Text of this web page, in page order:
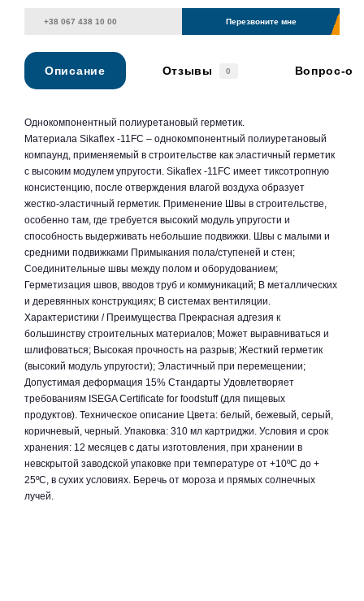
Перезвоните мне
Описание Отзывы 0 Вопрос-
Однокомпонентный полиуретановый герметик.
Материала Sikaflex -11FC – однокомпонентный полиуретановый
компаунд, применяемый в строительстве как эластичный герметик
с высоким модулем упругости. Sikaflex -11FC имеет тиксотропную
консистенцию, после отверждения влагой воздуха образует
жестко-эластичный герметик. Применение Швы в строительстве,
особенно там, где требуется высокий модуль упругости и
способность выдерживать небольшие подвижки. Швы с малыми и
средними подвижками Примыкания пола/ступеней и стен;
Соединительные швы между полом и оборудованием;
Герметизация швов, вводов труб и коммуникаций; В металлических
и деревянных конструкциях; В системах вентиляции.
Характеристики / Преимущества Прекрасная адгезия к
большинству строительных материалов; Может выравниваться и
шлифоваться; Высокая прочность на разрыв; Жесткий герметик
(высокий модуль упругости); Эластичный при перемещении;
Допустимая деформация 15% Стандарты Удовлетворяет
требованиям ISEGA Certificate for foodstuff (для пищевых
продуктов). Техническое описание Цвета: белый, бежевый, серый,
коричневый, черный. Упаковка: 310 мл картриджи. Условия и срок
хранения: 12 месяцев с даты изготовления, при хранении в
невскрытой заводской упаковке при температуре от +10ºС до +
25ºС, в сухих условиях. Беречь от мороза и прямых солнечных
лучей.